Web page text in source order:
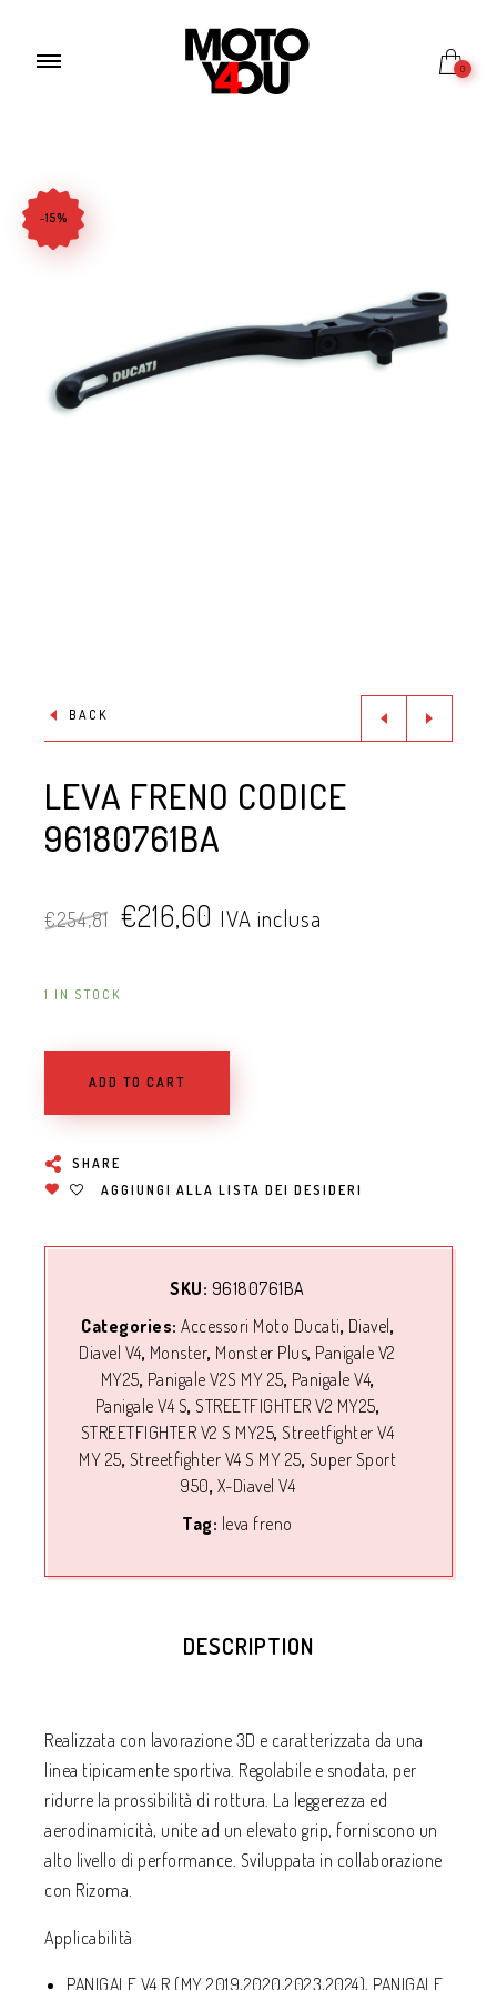
0
-15%
BACK
LEVA FRENO CODICE
96180761BA
€254,81 €216,60 IVA inclusa
1 IN STOCK
ADD TO CART
SHARE
AGGIUNGI ALLA LISTA DEI DESIDERI
SKU: 96180761BA
Categories: Accessori Moto Ducati, Diavel ,
Diavel V4, Monster, Monster Plus, Panigale V2
MY25, Panigale V2S MY 25, Panigale V4,
Panigale V4 S, STREETFIGHTER V2 MY25,
STREETFIGHTER V2 S MY25, Streetfighter V4
MY 25, Streetfighter V4 S MY 25, Super Sport
950, X-Diavel V4
Tag: leva freno
DESCRIPTION
Realizzata con lavorazione 3D e caratterizzata da una
linea tipicamente sportiva. Regolabile e snodata, per
ridurre la prossibilità di rottura. La leggerezza ed
aerodinamicità, unite ad un elevato grip, forniscono un
alto livello di performance. Sviluppata in collaborazione
con Rizoma.
Applicabilità
PANIGALE V4 R (MY 2019,2020,2023,2024), PANIGALE